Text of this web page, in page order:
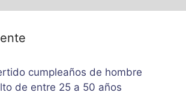
cumpleaños de hombre
de entre 25 a 50 años